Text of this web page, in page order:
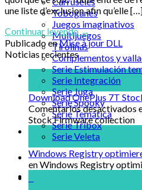
Toboganes
Juegos imaginativos
Multijuegos
Tirolinas
Complementos y
Serie Estimulación
Serie Integración
Serie Juga
Serie Spooky
Serie Temática
Serie Tribox
Serie Veleta
une liste d’exclusion afin qu’elle
Continuar leyendo→
Publicado enMise à jour DLL
Noticias recientes
Abr
Download OnePlus 7T
Comentarios desactivados
Stock Firmware collection
Dic
Windows Registry
en Windows Registry